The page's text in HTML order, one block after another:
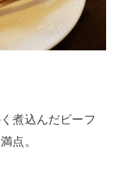
煮込んだビーフ
点。